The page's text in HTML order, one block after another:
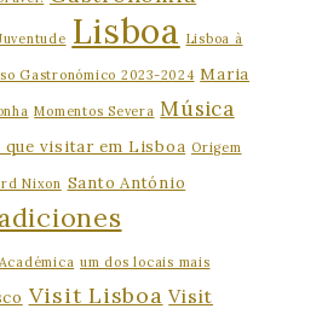
Lisboa Lisboa à
Gastronómico 2023-2024 Maria
Momentos Severa Música
que visitar em Lisboa Origem
Nixon Santo António
um dos locais mais
Visit Lisboa Visit